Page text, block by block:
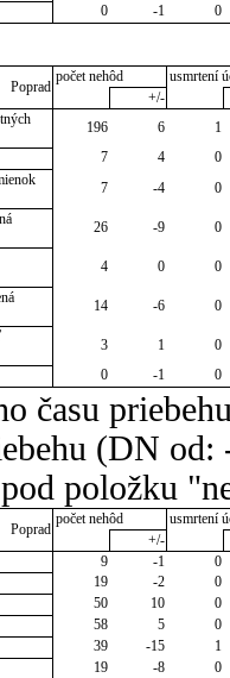
0 -1 0
Poprad
počet nehôd
usmrtení
+/-
196 6
1
7 4
0
7 -4
0
26 -9
0
4 0
0
14 -6
0
3 1
0
0 -1 0
času
(DN
položku
Poprad
počet nehôd
usmrtení
+/-
9 -1
0
19 -2
0
50 10
0
58 5
0
39 -15
1
19 -8
0